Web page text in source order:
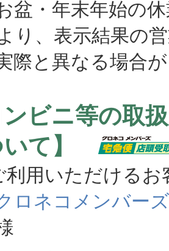
盆・年末年始の
り、表示結果の
と異なる場合が
ンビニ等の取
いて】
用いただけるお
ロネコメンバーズ